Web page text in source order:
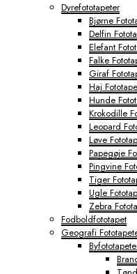
Dyrefototapeter
Bjørne
Delfin
Elefant
Falke
Giraf
Haj
Hunde
Krokodille
Leopard
Løve
Papegøje
Pingvine
Tiger
Ugle
Zebra
Fodboldfototapet
Geografi